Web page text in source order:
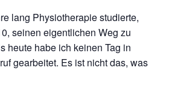
lang Physiotherapie studierte,
seinen eigentlichen Weg zu
heute habe ich keinen Tag in
gearbeitet. Es ist nicht das, was